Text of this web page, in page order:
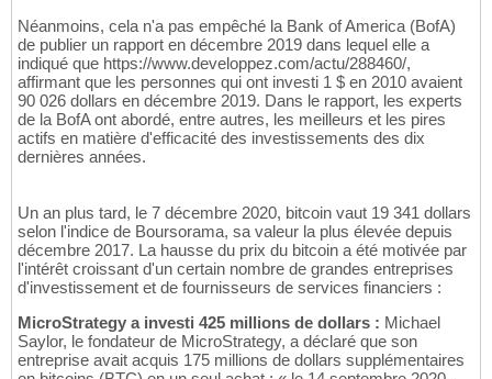
Néanmoins, cela n'a pas empêché la Bank of America (BofA)
de publier un rapport en décembre 2019 dans lequel elle a
indiqué que https://www.developpez.com/actu/288460/,
affirmant que les personnes qui ont investi 1 $ en 2010 avaient
90 026 dollars en décembre 2019. Dans le rapport, les experts
de la BofA ont abordé, entre autres, les meilleurs et les pires
actifs en matière d'efficacité des investissements des dix
dernières années.
Un an plus tard, le 7 décembre 2020, bitcoin vaut 19 341 dollars
selon l'indice de Boursorama, sa valeur la plus élevée depuis
décembre 2017. La hausse du prix du bitcoin a été motivée par
l'intérêt croissant d'un certain nombre de grandes entreprises
d'investissement et de fournisseurs de services financiers :
MicroStrategy a investi 425 millions de dollars : Michael
Saylor, le fondateur de MicroStrategy, a déclaré que son
entreprise avait acquis 175 millions de dollars supplémentaires